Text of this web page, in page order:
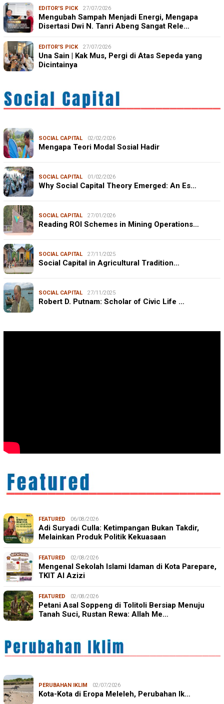
EDITOR'S PICK 27/07/2026
Mengubah Sampah Menjadi Energi, Mengapa
Disertasi Dwi N. Tanri Abeng Sangat Rele…
EDITOR'S PICK 27/07/2026
Una Sain | Kak Mus, Pergi di Atas Sepeda yang
Dicintainya
SOCIAL CAPITAL 02/02/2026
Mengapa Teori Modal Sosial Hadir
SOCIAL CAPITAL 01/02/2026
Why Social Capital Theory Emerged: An Es…
SOCIAL CAPITAL 27/01/2026
Reading ROI Schemes in Mining Operations…
SOCIAL CAPITAL 27/11/2025
Social Capital in Agricultural Tradition…
SOCIAL CAPITAL 27/11/2025
Robert D. Putnam: Scholar of Civic Life …
FEATURED 06/08/2026
Adi Suryadi Culla: Ketimpangan Bukan Takdir,
Melainkan Produk Politik Kekuasaan
FEATURED 02/08/2026
Mengenal Sekolah Islami Idaman di Kota Parepare,
TKIT Al Azizi
FEATURED 02/08/2026
Petani Asal Soppeng di Tolitoli Bersiap Menuju
Tanah Suci, Rustan Rewa: Allah Me…
PERUBAHAN IKLIM 02/07/2026
Kota-Kota di Eropa Meleleh, Perubahan Ik…